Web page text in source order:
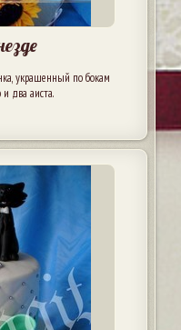
украшенный по бокам
два аиста.